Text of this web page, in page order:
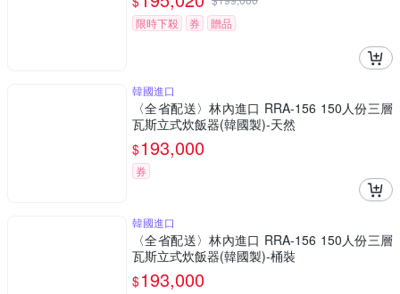
限時下殺
券 贈品
韓國進口
〈全省配送〉林內進口 RRA-156 150人份三層
瓦斯立式炊飯器(韓國製)-天然
$193,000
券
韓國進口
〈全省配送〉林內進口 RRA-156 150人份三層
瓦斯立式炊飯器(韓國製)-桶裝
$193,000